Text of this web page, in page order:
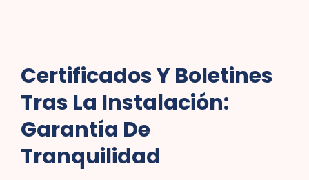
Certificados Y Boletines
Tras La Instalación:
Garantía De
Tranquilidad